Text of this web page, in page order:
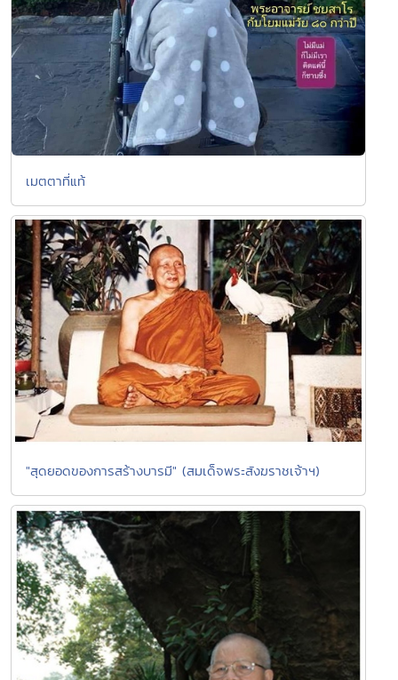
เมตตาที่แท้
"สุดยอดของการสร้างบารมี" (สมเด็จพระสังฆราชเจ้าฯ)